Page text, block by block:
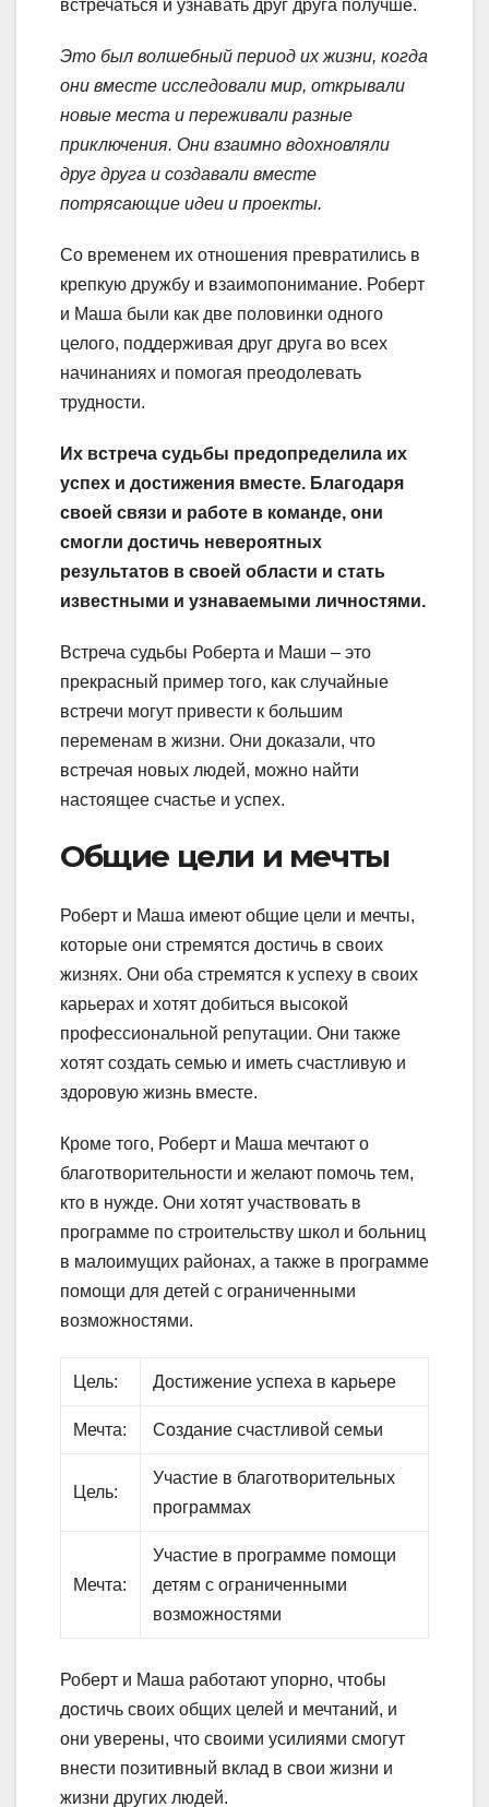
встречаться и узнавать друг друга получше.
Это был волшебный период их жизни, когда
они вместе исследовали мир, открывали
новые места и переживали разные
приключения. Они взаимно вдохновляли
друг друга и создавали вместе
потрясающие идеи и проекты.
Со временем их отношения превратились в
крепкую дружбу и взаимопонимание. Роберт
и Маша были как две половинки одного
целого, поддерживая друг друга во всех
начинаниях и помогая преодолевать
трудности.
Их встреча судьбы предопределила их
успех и достижения вместе. Благодаря
своей связи и работе в команде, они
смогли достичь невероятных
результатов в своей области и стать
известными и узнаваемыми личностями.
Встреча судьбы Роберта и Маши – это
прекрасный пример того, как случайные
встречи могут привести к большим
переменам в жизни. Они доказали, что
встречая новых людей, можно найти
настоящее счастье и успех.
Общие цели и мечты
Роберт и Маша имеют общие цели и мечты,
которые они стремятся достичь в своих
жизнях. Они оба стремятся к успеху в своих
карьерах и хотят добиться высокой
профессиональной репутации. Они также
хотят создать семью и иметь счастливую и
здоровую жизнь вместе.
Кроме того, Роберт и Маша мечтают о
благотворительности и желают помочь тем,
кто в нужде. Они хотят участвовать в
программе по строительству школ и больниц
в малоимущих районах, а также в программе
помощи для детей с ограниченными
возможностями.
Цель: Достижение успеха в карьере
Мечта: Создание счастливой семьи
Цель:
Участие в благотворительных
программах
Мечта:
Участие в программе помощи
детям с ограниченными
возможностями
Роберт и Маша работают упорно, чтобы
достичь своих общих целей и мечтаний, и
они уверены, что своими усилиями смогут
внести позитивный вклад в свои жизни и
жизни других людей.